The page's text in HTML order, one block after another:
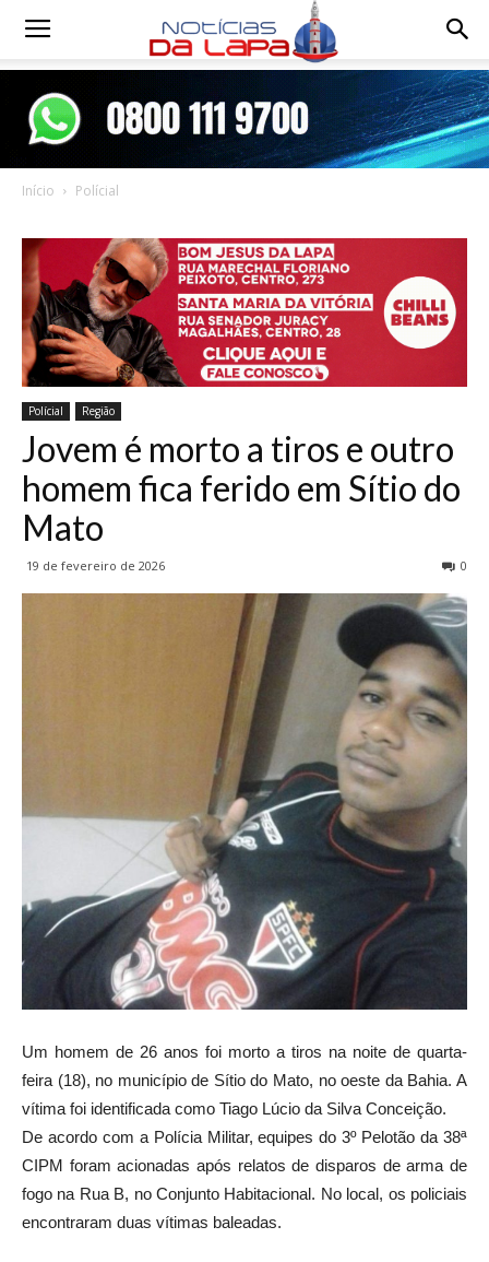
Notícias
Início Polícial
Polícial Região
Jovem é morto a tiros e outro
homem fica ferido em Sítio do
Mato
19 de fevereiro de 2026 0
Um homem de 26 anos foi morto a tiros na noite de quarta-
feira (18), no município de Sítio do Mato, no oeste da Bahia. A
vítima foi identificada como Tiago Lúcio da Silva Conceição.
De acordo com a Polícia Militar, equipes do 3º Pelotão da 38ª
CIPM foram acionadas após relatos de disparos de arma de
fogo na Rua B, no Conjunto Habitacional. No local, os policiais
encontraram duas vítimas baleadas.